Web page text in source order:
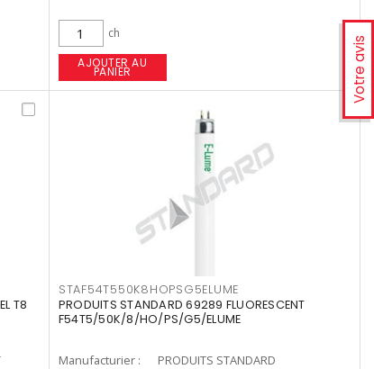
Votre avis
ch
AJOUTER AU
PANIER
T8
STAF54T550K8HOPSG5ELUME
PRODUITS STANDARD 69289 FLUORESCENT
F54T5/50K/8/HO/PS/G5/ELUME
Manufacturier :
PRODUITS STANDARD